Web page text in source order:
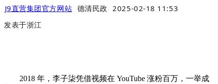
J9直营集团官方网站 德清民政
2025-02-18 11:53
发表于浙江
2018 年，李子柒凭借视频在 YouTube 涨粉百万，一举成